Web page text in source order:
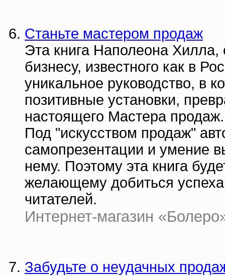
Станьте мастером продаж
Эта книга Наполеона Хилла,
бизнесу, известного как в
уникальное руководство, в
позитивные установки,
настоящего Мастера продаж.
Под "искусством продаж"
самопрезентации и умение
нему. Поэтому эта книга
желающему добиться
читателей.
Интернет-магазин
Забудьте о неудачных